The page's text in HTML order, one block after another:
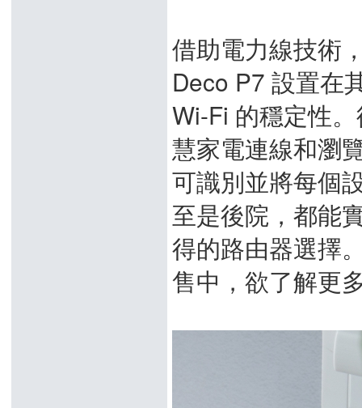
借助電力線技術
Deco P7 設置在
Wi-Fi 的穩定性
慧家電連線和瀏
可識別並將每個
至是後院，都能
得的路由器選擇
售中，欲了解更